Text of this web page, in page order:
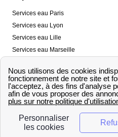
Services eau Paris
Services eau Lyon
Services eau Lille
Services eau Marseille
Services eau Toulon
Nos outils
🛁 Simulateur consommation eau